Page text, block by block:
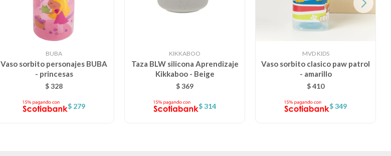
BUBA
Vaso sorbito personajes BUBA
- princesas
$ 328
$ 279
KIKKABOO
Taza BLW silicona Aprendizaje
Kikkaboo - Beige
$369
$314
MVD KIDS
Vaso sorbito clasico paw patrol
- amarillo
$410
$349